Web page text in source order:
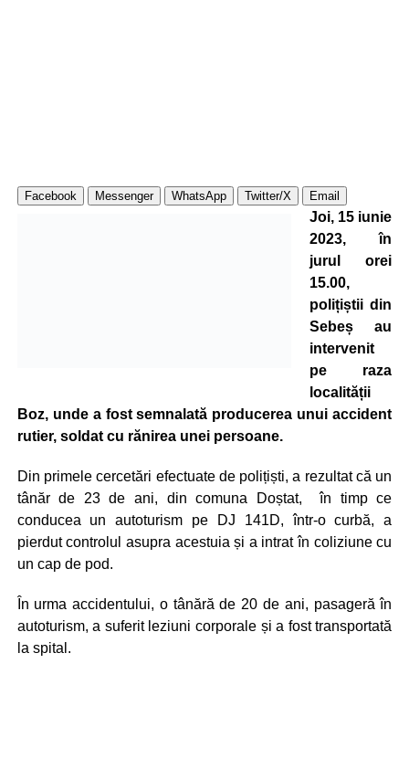
Facebook Messenger WhatsApp Twitter/X Email
Joi, 15 iunie
2023, în
jurul orei
15.00,
polițiștii din
Sebeș au
intervenit
pe raza
localității
Boz, unde a fost semnalată producerea unui accident
rutier, soldat cu rănirea unei persoane.
Din primele cercetări efectuate de polițiști, a rezultat că un
tânăr de 23 de ani, din comuna Doștat, în timp ce
conducea un autoturism pe DJ 141D, într-o curbă, a
pierdut controlul asupra acestuia și a intrat în coliziune cu
un cap de pod.
În urma accidentului, o tânără de 20 de ani, pasageră în
autoturism, a suferit leziuni corporale și a fost transportată
la spital.